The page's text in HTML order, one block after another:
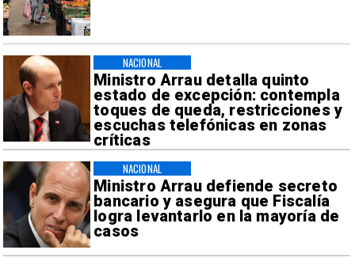
Ministro Arrau detalla quinto
estado de excepción: contempla
toques de queda, restricciones y
escuchas telefónicas en zonas
críticas
NACIONAL
Ministro Arrau defiende secreto
bancario y asegura que Fiscalía
logra levantarlo en la mayoría de
casos
NACIONAL